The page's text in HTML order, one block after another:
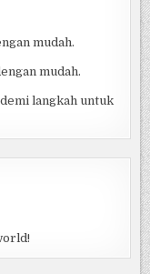
mudah.
mudah.
langkah untuk